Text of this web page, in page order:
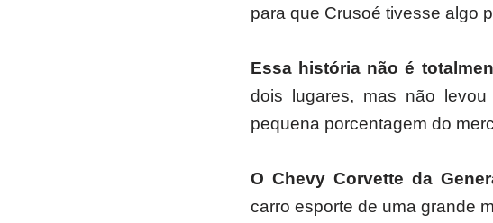
para que Crusoé tivesse algo
Essa história não é
dois lugares, mas não
pequena porcentagem do
O Chevy Corvette da
carro esporte de uma grande